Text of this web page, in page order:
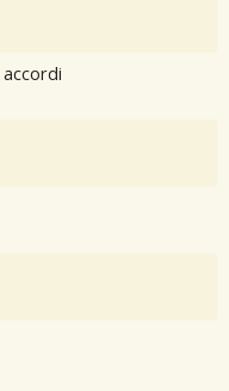
accordi